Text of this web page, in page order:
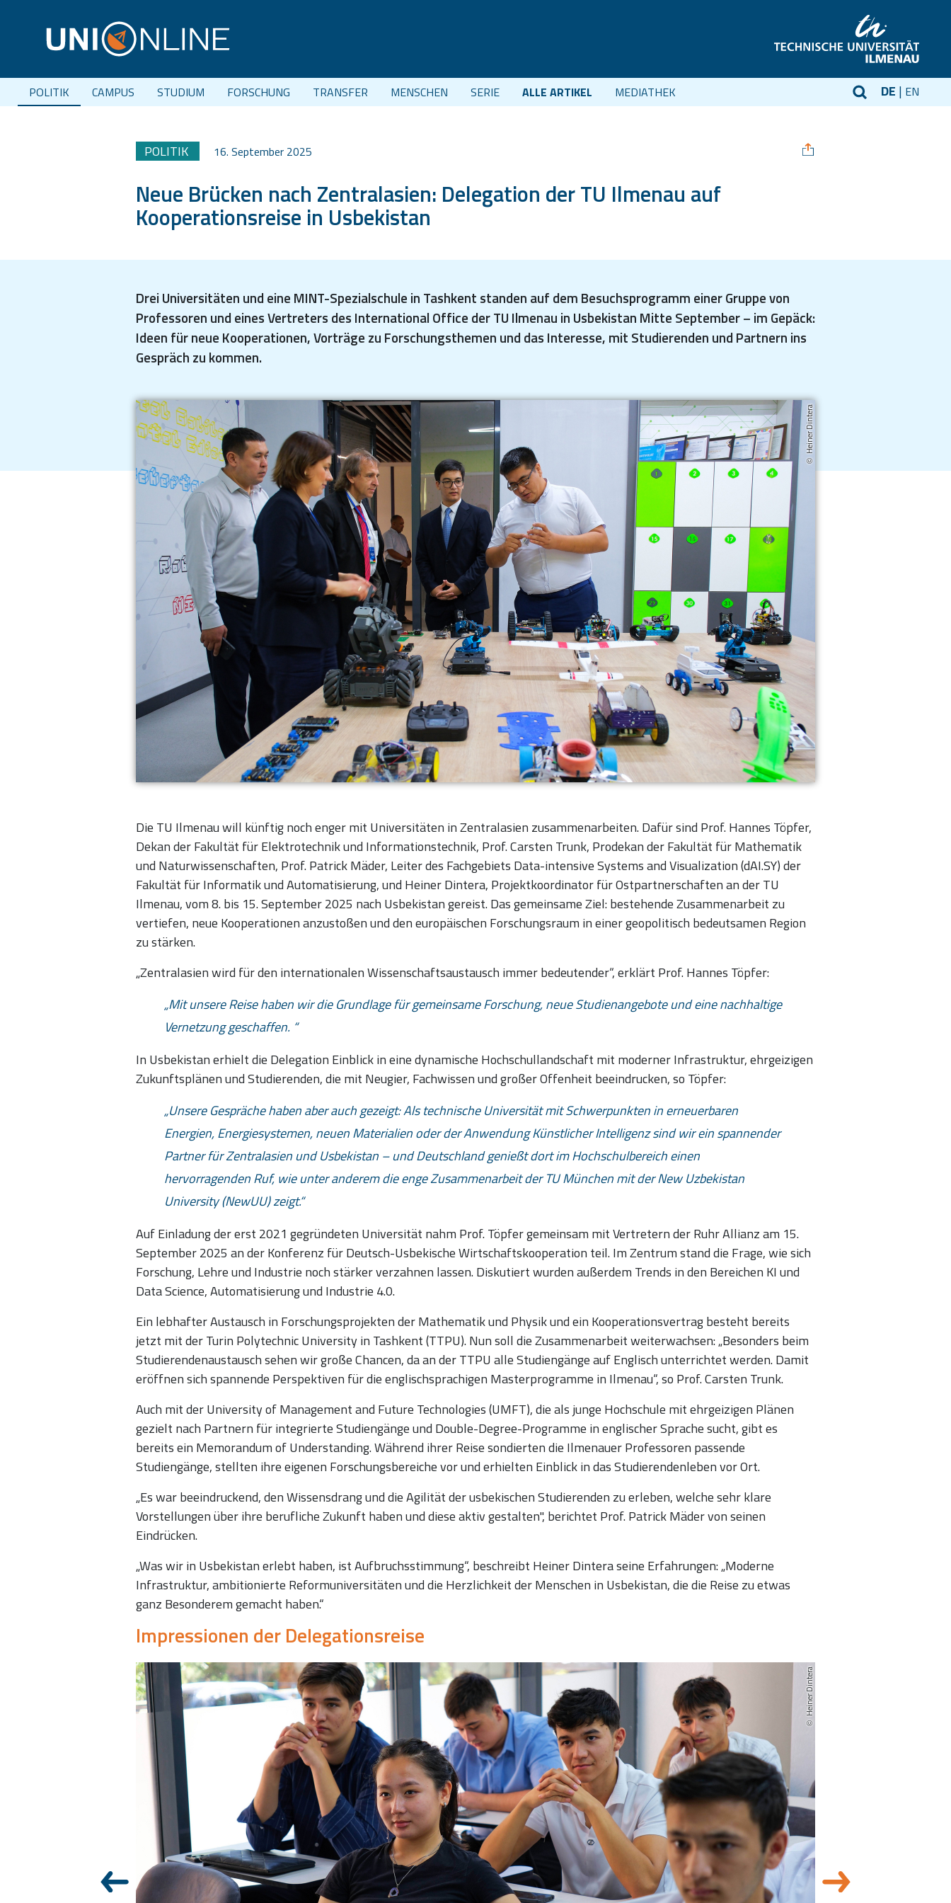
POLITIK CAMPUS STUDIUM FORSCHUNG TRANSFER MENSCHEN SERIE ALLE ARTIKEL MEDIATHEK DE EN
POLITIK 16. September 2025
Neue Brücken nach Zentralasien: Delegation der TU Ilmenau auf
Kooperationsreise in Usbekistan
Drei Universitäten und eine MINT-Spezialschule in Tashkent standen auf dem Besuchsprogramm einer Gruppe von
Professoren und eines Vertreters des International Office der TU Ilmenau in Usbekistan Mitte September – im Gepäck:
Ideen für neue Kooperationen, Vorträge zu Forschungsthemen und das Interesse, mit Studierenden und Partnern ins
Gespräch zu kommen.
Heiner Dintera
Die TU Ilmenau will künftig noch enger mit Universitäten in Zentralasien zusammenarbeiten. Dafür sind Prof. Hannes Töpfer,
Dekan der Fakultät für Elektrotechnik und Informationstechnik, Prof. Carsten Trunk, Prodekan der Fakultät für Mathematik
und Naturwissenschaften, Prof. Patrick Mäder, Leiter des Fachgebiets Data-intensive Systems and Visualization (dAI.SY) der
Fakultät für Informatik und Automatisierung, und Heiner Dintera, Projektkoordinator für Ostpartnerschaften an der TU
Ilmenau, vom 8. bis 15. September 2025 nach Usbekistan gereist. Das gemeinsame Ziel: bestehende Zusammenarbeit zu
vertiefen, neue Kooperationen anzustoßen und den europäischen Forschungsraum in einer geopolitisch bedeutsamen Region
zu stärken.
„Zentralasien wird für den internationalen Wissenschaftsaustausch immer bedeutender“, erklärt Prof. Hannes Töpfer:
Mit unsere Reise haben wir die Grundlage für gemeinsame Forschung, neue Studienangebote und eine nachhaltige
Vernetzung geschaffen.
In Usbekistan erhielt die Delegation Einblick in eine dynamische Hochschullandschaft mit moderner Infrastruktur, ehrgeizigen
Zukunftsplänen und Studierenden, die mit Neugier, Fachwissen und großer Offenheit beeindrucken, so Töpfer:
Unsere Gespräche haben aber auch gezeigt: Als technische Universität mit Schwerpunkten in erneuerbaren
Energien, Energiesystemen, neuen Materialien oder der Anwendung Künstlicher Intelligenz sind wir ein spannender
Partner für Zentralasien und Usbekistan – und Deutschland genießt dort im Hochschulbereich einen
hervorragenden Ruf, wie unter anderem die enge Zusammenarbeit der TU München mit der New Uzbekistan
University (NewUU) zeigt.
Auf Einladung der erst 2021 gegründeten Universität nahm Prof. Töpfer gemeinsam mit Vertretern der Ruhr Allianz am 15.
September 2025 an der Konferenz für Deutsch-Usbekische Wirtschaftskooperation teil. Im Zentrum stand die Frage, wie sich
Forschung, Lehre und Industrie noch stärker verzahnen lassen. Diskutiert wurden außerdem Trends in den Bereichen KI und
Data Science, Automatisierung und Industrie 4.0.
Ein lebhafter Austausch in Forschungsprojekten der Mathematik und Physik und ein Kooperationsvertrag besteht bereits
jetzt mit der Turin Polytechnic University in Tashkent (TTPU). Nun soll die Zusammenarbeit weiterwachsen: „Besonders beim
Studierendenaustausch sehen wir große Chancen, da an der TTPU alle Studiengänge auf Englisch unterrichtet werden. Damit
eröffnen sich spannende Perspektiven für die englischsprachigen Masterprogramme in Ilmenau“, so Prof. Carsten Trunk.
Auch mit der University of Management and Future Technologies (UMFT), die als junge Hochschule mit ehrgeizigen Plänen
gezielt nach Partnern für integrierte Studiengänge und Double-Degree-Programme in englischer Sprache sucht, gibt es
bereits ein Memorandum of Understanding. Während ihrer Reise sondierten die Ilmenauer Professoren passende
Studiengänge, stellten ihre eigenen Forschungsbereiche vor und erhielten Einblick in das Studierendenleben vor Ort.
„Es war beeindruckend, den Wissensdrang und die Agilität der usbekischen Studierenden zu erleben, welche sehr klare
Vorstellungen über ihre berufliche Zukunft haben und diese aktiv gestalten", berichtet Prof. Patrick Mäder von seinen
Eindrücken.
„Was wir in Usbekistan erlebt haben, ist Aufbruchsstimmung“, beschreibt Heiner Dintera seine Erfahrungen: „Moderne
Infrastruktur, ambitionierte Reformuniversitäten und die Herzlichkeit der Menschen in Usbekistan, die die Reise zu etwas
ganz Besonderem gemacht haben.“
Impressionen der Delegationsreise
Heiner Dintera